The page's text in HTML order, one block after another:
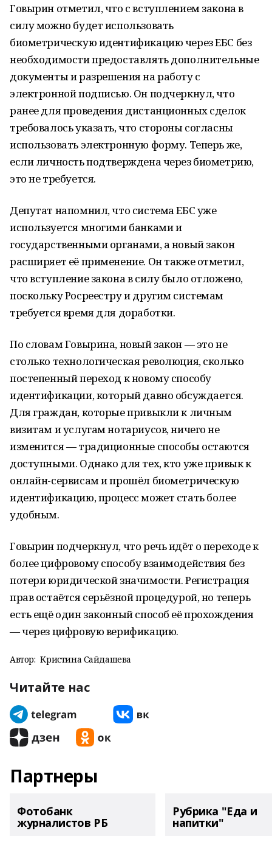
Говырин отметил, что с вступлением закона в
силу можно будет использовать
биометрическую идентификацию через ЕБС без
необходимости предоставлять дополнительные
документы и разрешения на работу с
электронной подписью. Он подчеркнул, что
ранее для проведения дистанционных сделок
требовалось указать, что стороны согласны
использовать электронную форму. Теперь же,
если личность подтверждена через биометрию,
это не требуется.
Депутат напомнил, что система ЕБС уже
используется многими банками и
государственными органами, а новый закон
расширяет её применение. Он также отметил,
что вступление закона в силу было отложено,
поскольку Росреестру и другим системам
требуется время для доработки.
По словам Говырина, новый закон — это не
столько технологическая революция, сколько
постепенный переход к новому способу
идентификации, который давно обсуждается.
Для граждан, которые привыкли к личным
визитам и услугам нотариусов, ничего не
изменится — традиционные способы остаются
доступными. Однако для тех, кто уже привык к
онлайн-сервисам и прошёл биометрическую
идентификацию, процесс может стать более
удобным.
Говырин подчеркнул, что речь идёт о переходе к
более цифровому способу взаимодействия без
потери юридической значимости. Регистрация
прав остаётся серьёзной процедурой, но теперь
есть ещё один законный способ её прохождения
— через цифровую верификацию.
Автор: Кристина Сайдашева
Читайте нас
Партнеры
Фотобанк
журналистов РБ
Рубрика "Еда и
напитки"